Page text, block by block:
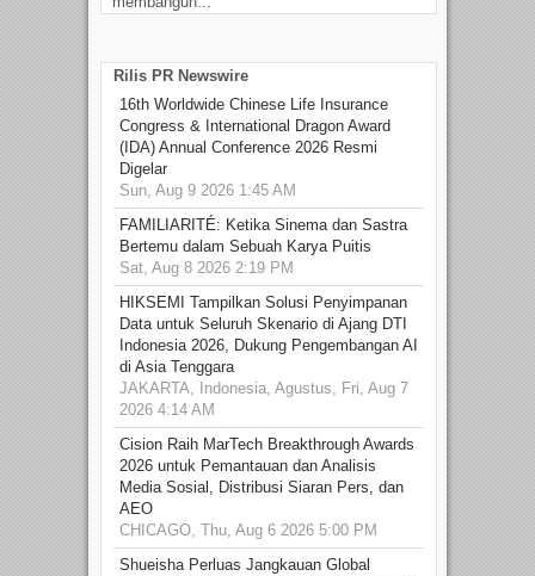
Rilis PR Newswire
16th Worldwide Chinese Life Insurance
Congress & International Dragon Award
(IDA) Annual Conference 2026 Resmi
Digelar
Sun, Aug 9 2026 1:45 AM
FAMILIARITÉ: Ketika Sinema dan Sastra
Bertemu dalam Sebuah Karya Puitis
Sat, Aug 8 2026 2:19 PM
HIKSEMI Tampilkan Solusi Penyimpanan
Data untuk Seluruh Skenario di Ajang DTI
Indonesia 2026, Dukung Pengembangan AI
di Asia Tenggara
JAKARTA, Indonesia, Agustus, Fri, Aug 7
2026 4:14 AM
Cision Raih MarTech Breakthrough Awards
2026 untuk Pemantauan dan Analisis
Media Sosial, Distribusi Siaran Pers, dan
AEO
CHICAGO, Thu, Aug 6 2026 5:00 PM
Shueisha Perluas Jangkauan Global